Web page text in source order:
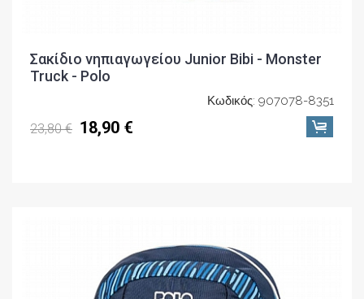
Σακίδιο νηπιαγωγείου Junior Bibi - Monster
Truck - Polo
Κωδικός: 907078-8351
23,80 € 18,90 €